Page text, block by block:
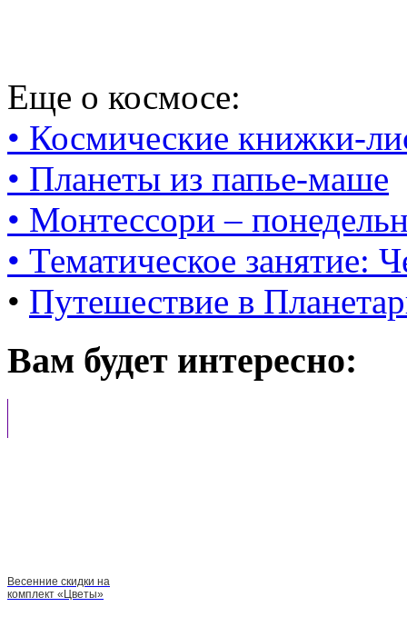
Еще о космосе:
• Космические книжки-
• Планеты из папье-маше
• Монтессори –
• Тематическое занятие:
• Путешествие в
Вам будет интересно:
Весенние скидки на
комплект «Цветы»